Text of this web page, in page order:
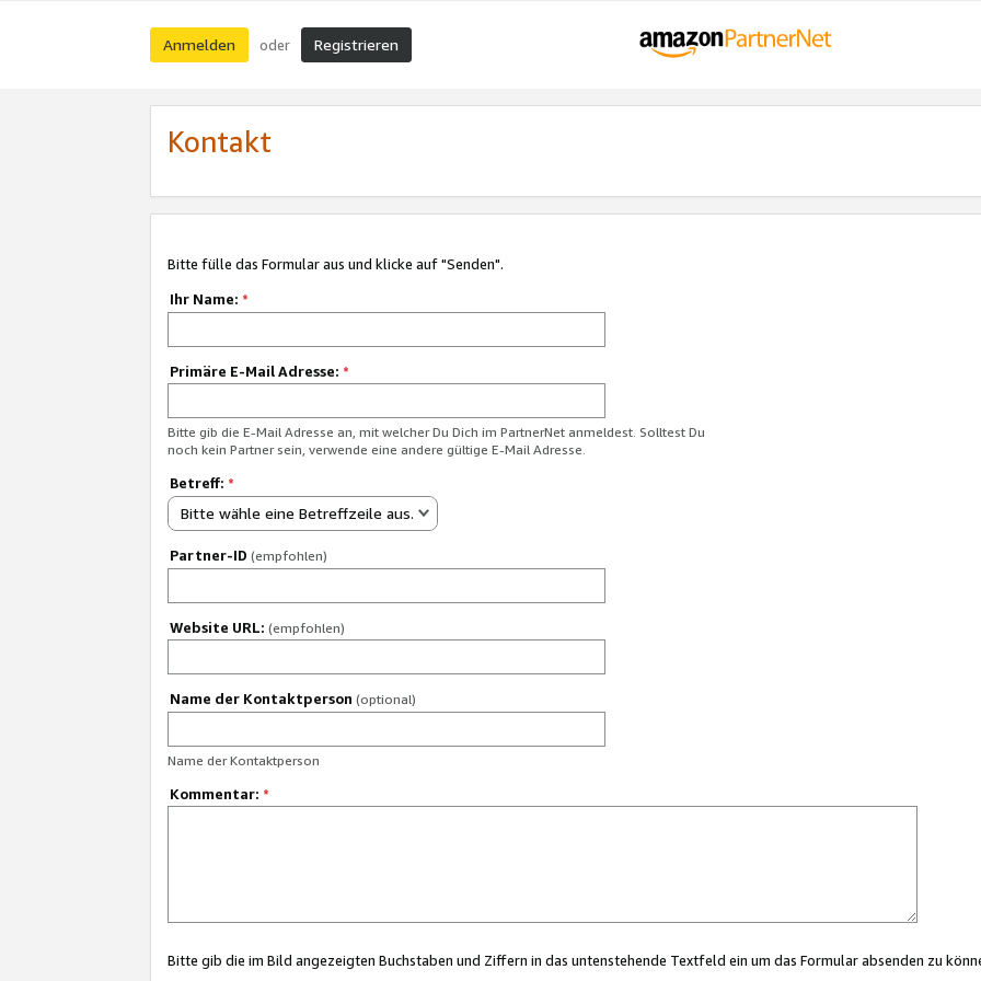
Anmelden oder Registrieren
Kontakt
Bitte fülle das Formular aus und klicke auf "Senden".
Ihr Name: *
Primäre E-Mail Adresse: *
Bitte gib die E-Mail Adresse an, mit welcher Du Dich im PartnerNet anmeldest. Solltest Du
noch kein Partner sein, verwende eine andere gültige E-Mail Adresse.
Betreff: *
Bitte wähle eine Betreffzeile aus.
Partner-ID (empfohlen)
Website URL: (empfohlen)
Name der Kontaktperson (optional)
Name der Kontaktperson
Kommentar: *
Bitte gib die im Bild angezeigten Buchstaben und Ziffern in das untenstehende Textfeld ein um das Formular absenden zu